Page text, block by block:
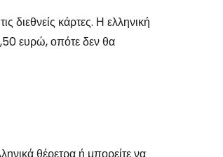
διεθνείς κάρτες. Η ελληνική
ευρώ, οπότε δεν θα
θέρετρα ή μπορείτε να